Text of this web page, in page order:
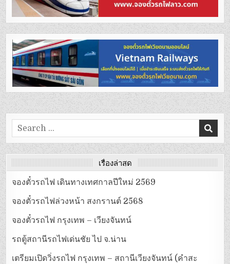
Search
for:
เรื่องล่าสุด
จองตั๋วรถไฟ เดินทางเทศกาลปีใหม่ 2569
จองตั๋วรถไฟล่วงหน้า สงกรานต์ 2568
จองตั๋วรถไฟ กรุงเทพ – เวียงจันทน์
รถตู้สถานีรถไฟเด่นชัย ไป จ.น่าน
เตรียมเปิดวิ่งรถไฟ กรุงเทพ – สถานีเวียงจันทน์ (คำสะ